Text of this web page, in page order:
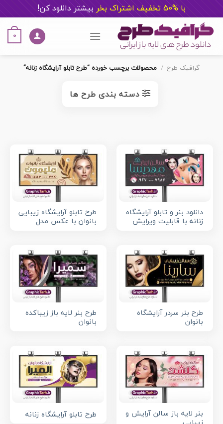
با %50 تخفیف اشتراک بخر بیشتر دانلود کن!
content
0
گرافیک طرح / محصولات برچسب خورده “طرح تابلو آرایشگاه زنانه”
دسته بندی طرح ها
دانلود بنر و تابلو آرایشگاه
زنانه با قابلیت ویرایش
طرح تابلو آرایشگاه زیبایی
بانوان با عکس مدل
طرح بنر سردر آرایشگاه
بانوان
طرح بنر لایه باز زیباکده
بانوان
بنر لایه باز سالن آرایش و
طرح تابلو آرایشگاه زنانه